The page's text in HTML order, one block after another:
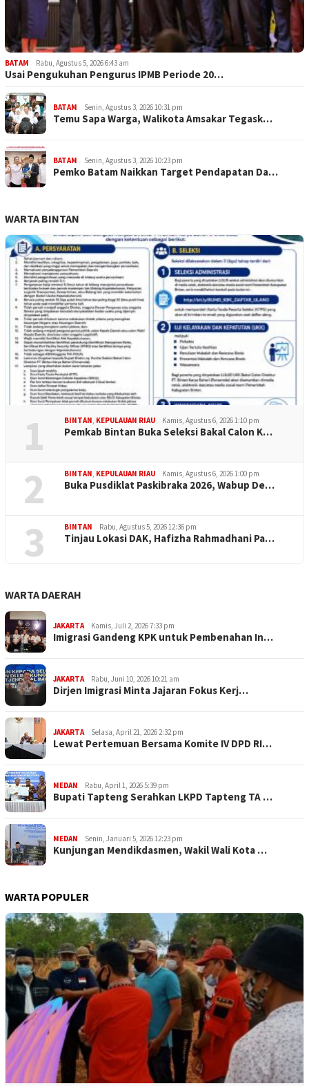
BATAM Rabu, Agustus 5, 2026 6:43 am
Usai Pengukuhan Pengurus IPMB Periode 20…
BATAM Senin, Agustus 3, 2026 10:31 pm
Temu Sapa Warga, Walikota Amsakar Tegask…
BATAM Senin, Agustus 3, 2026 10:23 pm
Pemko Batam Naikkan Target Pendapatan Da…
WARTA BINTAN
1 BINTAN, KEPULAUAN RIAU Kamis, Agustus 6, 2026 1:10 pm
Pemkab Bintan Buka Seleksi Bakal Calon K…
2 BINTAN, KEPULAUAN RIAU Kamis, Agustus 6, 2026 1:00 pm
Buka Pusdiklat Paskibraka 2026, Wabup De…
3 BINTAN Rabu, Agustus 5, 2026 12:36 pm
Tinjau Lokasi DAK, Hafizha Rahmadhani Pa…
WARTA DAERAH
JAKARTA Kamis, Juli 2, 2026 7:33 pm
Imigrasi Gandeng KPK untuk Pembenahan In…
JAKARTA Rabu, Juni 10, 2026 10:21 am
Dirjen Imigrasi Minta Jajaran Fokus Kerj…
JAKARTA Selasa, April 21, 2026 2:32 pm
Lewat Pertemuan Bersama Komite IV DPD RI…
MEDAN Rabu, April 1, 2026 5:39 pm
Bupati Tapteng Serahkan LKPD Tapteng TA …
MEDAN Senin, Januari 5, 2026 12:23 pm
Kunjungan Mendikdasmen, Wakil Wali Kota …
WARTA POPULER